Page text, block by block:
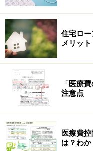
典：国税庁資料より）
サラリーマンで
場合がある
年末調整で適用対象
費控除、ふるさと納税
得者でも確定申告を
しておくと、受けら
住宅ロー
メリット
「医療
注意点
医療費
は？わ